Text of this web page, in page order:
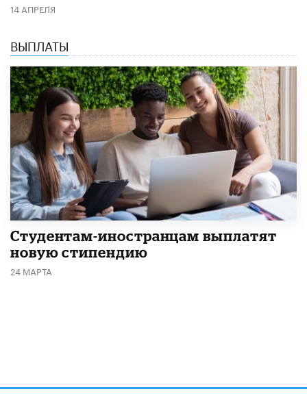
14 АПРЕЛЯ
ВЫПЛАТЫ
Студентам-иностранцам выплатят
новую стипендию
24 МАРТА